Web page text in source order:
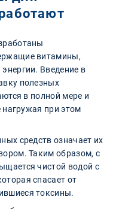
витамины,
Введение в
полезных
в полной мере и
нагружая при этом
средств означает их
Таким образом, с
чистой водой с
спасает от
токсины.